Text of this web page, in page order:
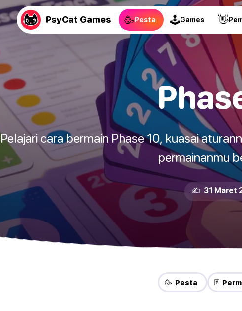
PsyCat Games 🥳Pesta 🕹Games 👋
Pelajari cara bermain Phase 10, kuasai
permainanmu
✍️ 31 Maret
🥳 Pesta 🃏